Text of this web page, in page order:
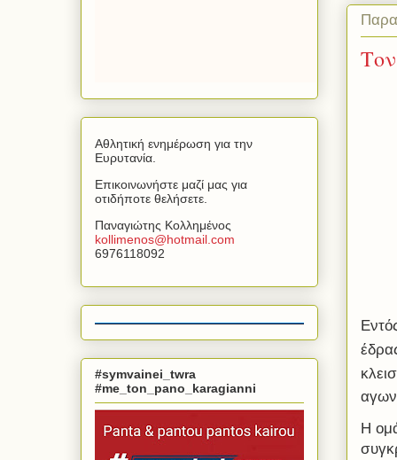
Η
Αθλητική ενημέρωση για την
Ευρυτανία.
Επικοινωνήστε μαζί μας για
οτιδήποτε θελήσετε.
Παναγιώτης Κολλημένος
kollimenos@hotmail com
6976118092
#symvainei_twra
#me_ton_pano_karagianni